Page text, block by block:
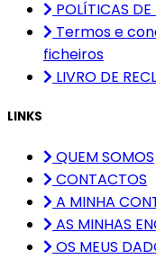
POLÍTICAS
Termos e
ficheiros
LIVRO DE
LINKS
QUEM SOMOS
CONTACTOS
A MINHA
AS MINHAS
OS MEUS